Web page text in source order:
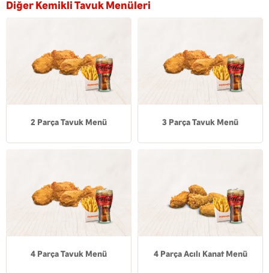
Diğer Kemikli Tavuk Menüleri
2 Parça Tavuk Menü 3 Parça Tavuk Menü
4 Parça Tavuk Menü 4 Parça Acılı Kanat Menü